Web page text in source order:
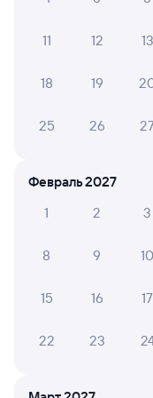
Дни следования
Плацкарт Купе
Даже если сейчас нет
Искать билеты
11 12 13
18 19
25 26
Февраль 2027
1
2 3
8 9 10
15 16 17
22 23